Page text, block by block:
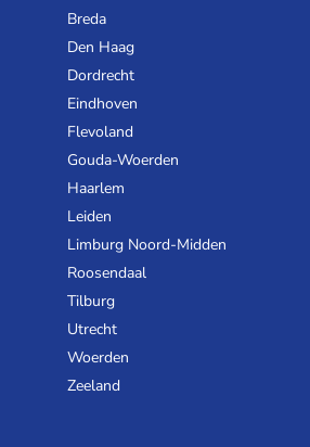
Breda
Den Haag
Dordrecht
Eindhoven
Flevoland
Gouda-Woerden
Haarlem
Leiden
Limburg Noord-Midden
Roosendaal
Tilburg
Utrecht
Woerden
Zeeland